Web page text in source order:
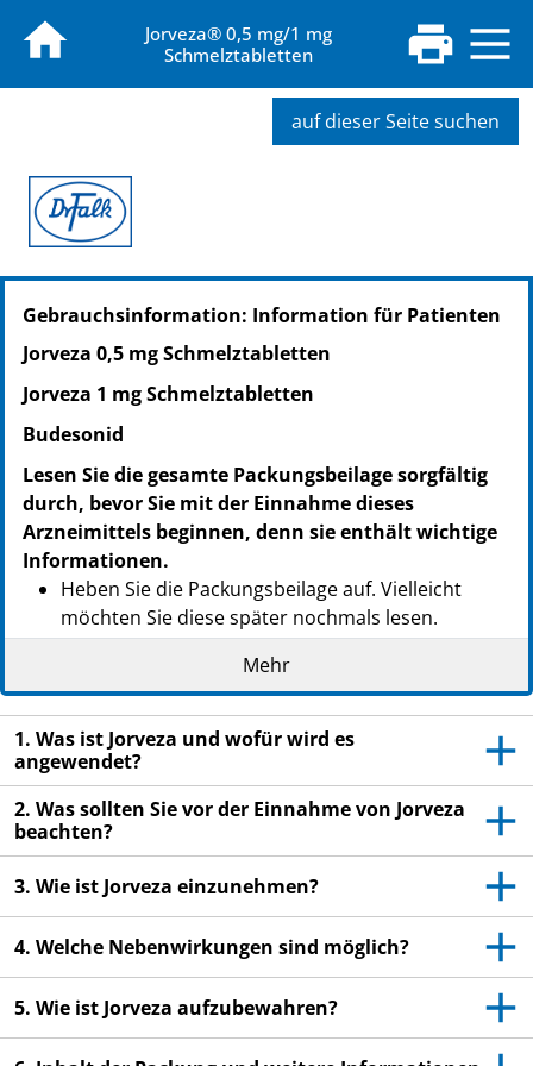
Jorveza® 0,5 mg/1 mg
Schmelztabletten
auf dieser Seite suchen
PZN: 14055401
PPN: 111405540170
NTIN: 04150140554010
PPN: 111405541860
NTIN: 04150140554188
PZN: 14055424
PPN: 111405542426
NTIN: 04150140554249
PZN: 14055453
PPN: 111405545345
NTIN: 04150140554539
Gebrauchsinformation: Information für Patienten
Jorveza 0,5 mg Schmelztabletten
Jorveza 1 mg Schmelztabletten
Budesonid
Lesen Sie die gesamte Packungsbeilage sorgfältig
durch, bevor Sie mit der Einnahme dieses
Arzneimittels beginnen, denn sie enthält wichtige
Informationen.
Heben Sie die Packungsbeilage auf. Vielleicht
möchten Sie diese später nochmals lesen.
Wenn Sie weitere Fragen haben, wenden Sie sich
an Ihren Arzt oder Apotheker.
Dieses Arzneimittel wurde Ihnen persönlich
verschrieben. Geben Sie es nicht an Dritte weiter.
Es kann anderen Menschen schaden, auch wenn
diese die gleichen Beschwerden haben wie Sie.
Wenn Sie Nebenwirkungen bemerken, wenden Sie
sich an Ihren Arzt oder Apotheker. Dies gilt auch
für Nebenwirkungen, die nicht in dieser
Packungsbeilage angegeben sind. Siehe Abschnitt
Mehr
1. Was ist Jorveza und wofür wird es
angewendet?
2. Was sollten Sie vor der Einnahme von Jorveza
beachten?
3. Wie ist Jorveza einzunehmen?
4. Welche Nebenwirkungen sind möglich?
5. Wie ist Jorveza aufzubewahren?